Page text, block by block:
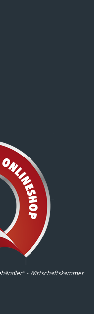
- Wirtschaftskammer